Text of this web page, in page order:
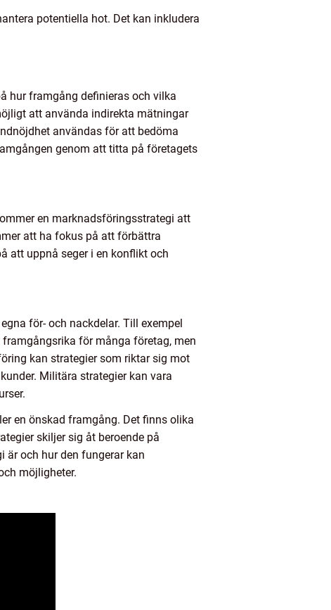
potentiella hot. Det kan inkludera
hur framgång definieras och vilka
att använda indirekta mätningar
användas för att bedöma
genom att titta på företagets
en marknadsföringsstrategi att
att ha fokus på att förbättra
att uppnå seger i en konflikt och
för- och nackdelar. Till exempel
för många företag, men
kan strategier som riktar sig mot
Militära strategier kan vara
en önskad framgång. Det finns olika
skiljer sig åt beroende på
är och hur den fungerar kan
möjligheter.